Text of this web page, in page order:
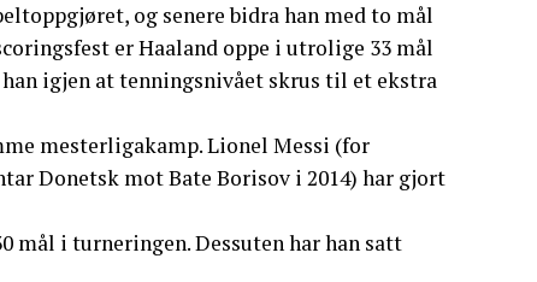
og senere bidra han med to mål
er Haaland oppe i utrolige 33 mål
igjen at tenningsnivået skrus til et ekstra
mesterligakamp. Lionel Messi (for
Donetsk mot Bate Borisov i 2014) har gjort
mål i turneringen. Dessuten har han satt